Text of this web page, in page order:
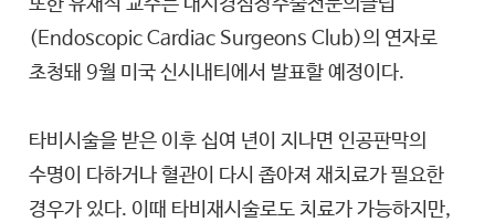
(Endoscopic Cardiac Surgeons Club)의 연자로
초청돼 9월 미국 신시내티에서 발표할 예정이다.
타비시술을 받은 이후 십여 년이 지나면 인공판막의
수명이 다하거나 혈관이 다시 좁아져 재치료가 필요한
경우가 있다. 이때 타비재시술로도 치료가 가능하지만,